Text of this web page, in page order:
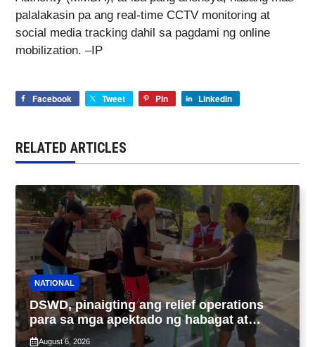
palalakasin pa ang real-time CCTV monitoring at
social media tracking dahil sa pagdami ng online
mobilization. –IP
Facebook Tweet Pin LinkedIn
RELATED ARTICLES
NATIONAL
DSWD, pinaigting ang relief operations
para sa mga apektado ng habagat at
Bagyong Luis, Maymay
August 6, 2026